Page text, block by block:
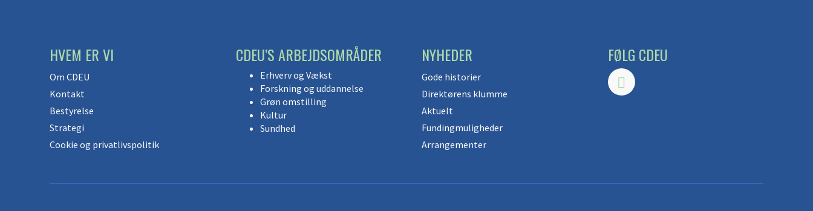
HVEM ER VI
Om CDEU
Kontakt
Bestyrelse
Strategi
Cookie og privatlivspolitik
CDEU’S ARBEJDSOMRÅDER
Erhverv og Vækst
Forskning og uddannelse
Grøn omstilling
Kultur
Sundhed
NYHEDER
Gode historier
Direktørens klumme
Aktuelt
Fundingmuligheder
Arrangementer
FØLG CDEU